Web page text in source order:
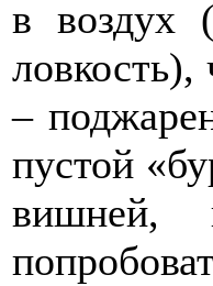
в воздух
–
пустой
вишней,